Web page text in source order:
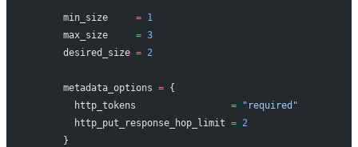
      min_size
= 1
      max_size
= 3
      desired_size
= 2
      metadata_options
= {
        http_tokens
= "required"
        http_put_response_hop_limit
= 2
      }